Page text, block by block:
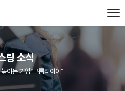
팅 소식
이는 기업 “그룹티아이”